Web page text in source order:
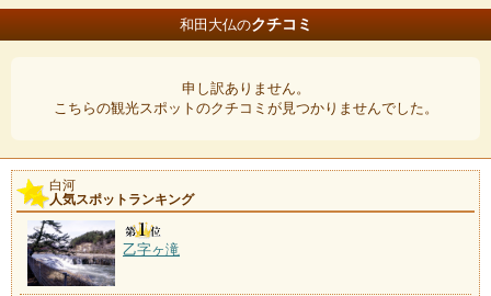
和田大仏のクチコミ
申し訳ありません。
こちらの観光スポットのクチコミが見つかりませんでした。
白河
人気スポットランキング
乙字ヶ滝